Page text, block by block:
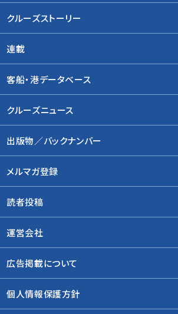
クルーズストーリー
連載
客船・港データベース
クルーズニュース
出版物／バックナンバー
メルマガ登録
読者投稿
運営会社
広告掲載について
個人情報保護方針